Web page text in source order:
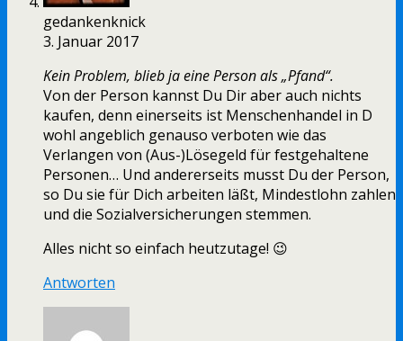
gedankenknick
3. Januar 2017
Kein Problem, blieb ja eine Person als „Pfand“.
Von der Person kannst Du Dir aber auch nichts
kaufen, denn einerseits ist Menschenhandel in D
wohl angeblich genauso verboten wie das
Verlangen von (Aus-)Lösegeld für festgehaltene
Personen… Und andererseits musst Du der Person,
so Du sie für Dich arbeiten läßt, Mindestlohn zahlen
und die Sozialversicherungen stemmen.
Alles nicht so einfach heutzutage! 😉
Antworten